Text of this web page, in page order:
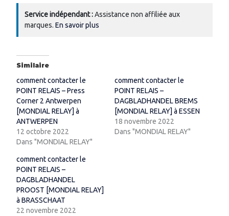
Service indépendant :Assistance non affiliée aux
marques. En savoir plus
Similaire
comment contacter le
POINT RELAIS – Press
Corner 2 Antwerpen
[MONDIAL RELAY] à
ANTWERPEN
12 octobre 2022
Dans "MONDIAL RELAY"
comment contacter le
POINT RELAIS –
DAGBLADHANDEL BREMS
[MONDIAL RELAY] à ESSEN
18 novembre 2022
Dans "MONDIAL RELAY"
comment contacter le
POINT RELAIS –
DAGBLADHANDEL
PROOST [MONDIAL RELAY]
à BRASSCHAAT
22 novembre 2022